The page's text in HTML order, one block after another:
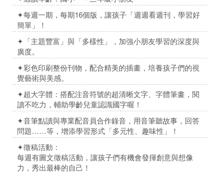
✦每週一期，每期16個版，讓孩子「週週看週刊，學習好
簡單」！
✦ 「主題豐富」與「多樣性」，加強小朋友學習的深度與
廣度。
✦彩色印刷整份刊物，配合精美的插畫，培養孩子們的視
覺藝術與美感。
✦超大字體： 搭配注音符號的超清晰文字、字體筆畫，閱
讀不吃力，輔助學齡兒童認識國字喔！
✦音筆點讀與專業配音員合作錄音，用音筆聽故事，回答
問題……等，增添學習形式「多元性、趣味性」！
✦徵稿活動：
每週有圖文徵稿活動，讓孩子們有機會發揮創意與想像
力，秀出最棒的自己！